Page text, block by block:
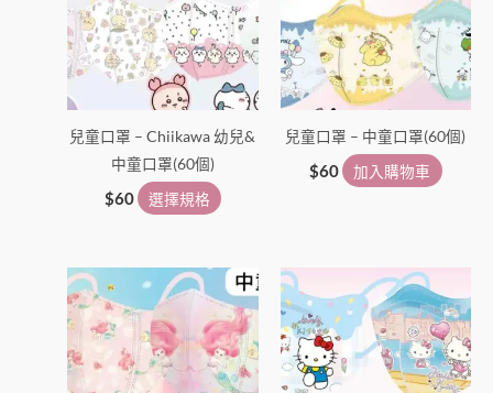
兒童口罩 – Chiikawa 幼兒&
中童口罩(60個)
$60 選擇規格
種
款
式。
可
在
產
頁
擇
選
項
兒童口罩 – 中童口罩(60個)
$60 加入購物車